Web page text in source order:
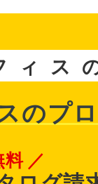
ィ ス
のプ
料